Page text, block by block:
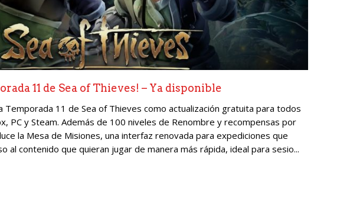
11 de Sea of Thieves! – Ya disponible
Temporada 11 de Sea of Thieves como actualización gratuita para todos
PC y Steam. Además de 100 niveles de Renombre y recompensas por
la Mesa de Misiones, una interfaz renovada para expediciones que
al contenido que quieran jugar de manera más rápida, ideal para sesio...